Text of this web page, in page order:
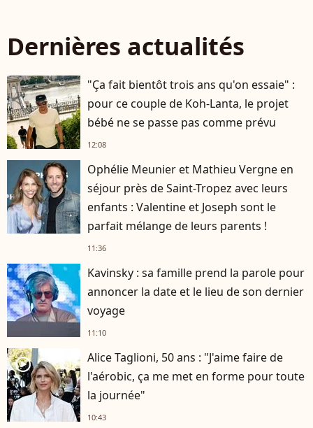
Dernières actualités
"Ça fait bientôt trois ans qu'on essaie" :
pour ce couple de Koh-Lanta, le projet
bébé ne se passe pas comme prévu
12:08
Ophélie Meunier et Mathieu Vergne en
séjour près de Saint-Tropez avec leurs
enfants : Valentine et Joseph sont le
parfait mélange de leurs parents !
11:36
Kavinsky : sa famille prend la parole pour
annoncer la date et le lieu de son dernier
voyage
11:10
player2
Alice Taglioni, 50 ans : "J'aime faire de
l'aérobic, ça me met en forme pour toute
la journée"
10:43